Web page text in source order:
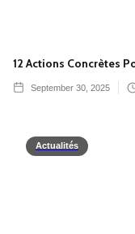
12 Actions Concrètes
September 30, 2025
Actualités